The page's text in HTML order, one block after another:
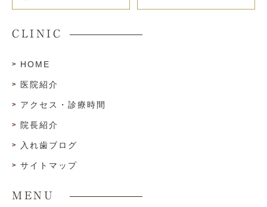
CLINIC
HOME
医院紹介
アクセス・診療時間
院長紹介
入れ歯ブログ
サイトマップ
MENU